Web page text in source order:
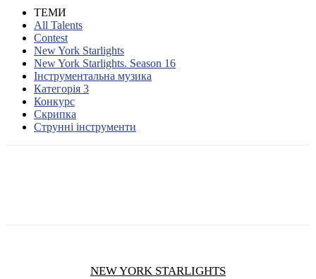
ТЕМИ
All Talents
Contest
New York Starlights
New York Starlights. Season 16
Інструментальна музика
Категорія 3
Конкурс
Скрипка
Струнні інструменти
NEW YORK STARLIGHTS